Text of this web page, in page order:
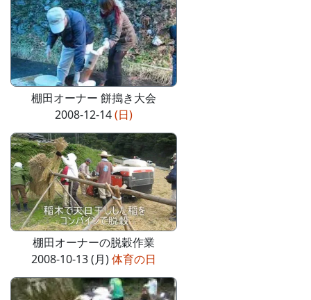
棚田オーナー 餅搗き大会
2008-12-14(日)
棚田オーナーの脱穀作業
2008-10-13 (月)体育の日